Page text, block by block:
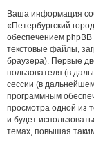
Ваша информация
«Петербургский
обеспечением
текстовые файлы,
браузера). Первые
пользователя (в
сессии (в
программным
просмотра одной из
и будет
темах, повышая